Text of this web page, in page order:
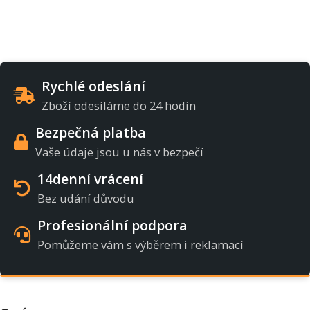
Rychlé odeslání
Zboží odesíláme do 24 hodin
Bezpečná platba
Vaše údaje jsou u nás v bezpečí
14denní vrácení
Bez udání důvodu
Profesionální podpora
Pomůžeme vám s výběrem i reklamací